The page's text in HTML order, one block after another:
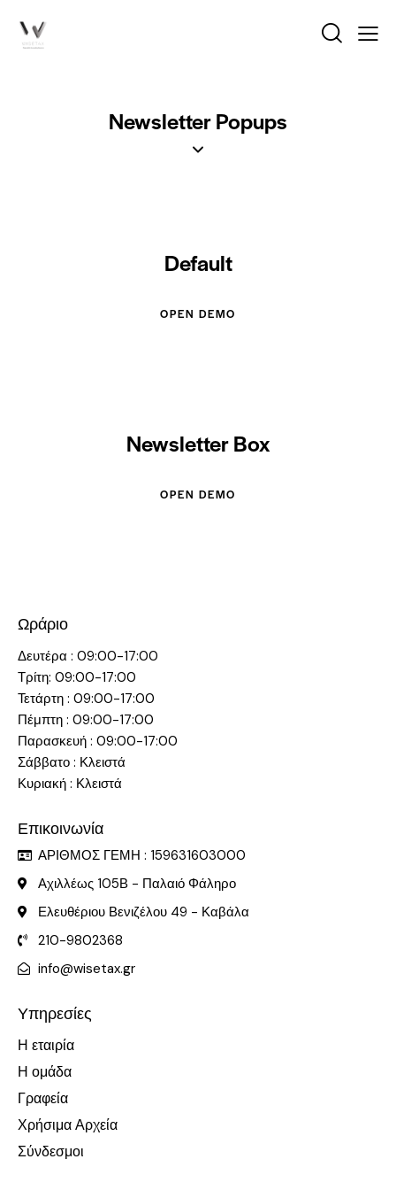
Newsletter Popups
Default
OPEN DEMO
Newsletter Box
OPEN DEMO
Ωράριο
Δευτέρα : 09:00-17:00
Τρίτη: 09:00-17:00
Τετάρτη : 09:00-17:00
Πέμπτη : 09:00-17:00
Παρασκευή : 09:00-17:00
Σάββατο : Κλειστά
Κυριακή : Κλειστά
Επικοινωνία
ΑΡΙΘΜΟΣ ΓΕΜΗ : 159631603000
Αχιλλέως 105Β - Παλαιό Φάληρο
Ελευθέριου Βενιζέλου 49 - Καβάλα
210-9802368
info@wisetax.gr
Υπηρεσίες
Η εταιρία
Η ομάδα
Γραφεία
Χρήσιμα Αρχεία
Σύνδεσμοι